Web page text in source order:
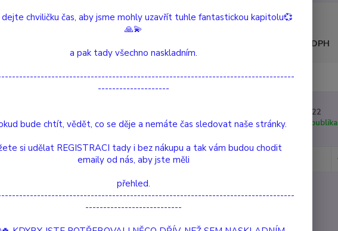
Dostupnost
Nejsme plátci DPH
/ks
99022
Výrobce: Česká Republika
Hodnocení
specifikace
dejte chviličku čas, aby jsme mohly uzavřít tuhle fantastickou kapitolu💞
🙏💫
a pak tady všechno naskladním.
--------------------
bude chtít, vědět, co se děje a nemáte čas sledovat naše stránky.
si udělat REGISTRACI tady i bez nákupu a tak vám budou chodit
emaily od nás, aby jste měli
přehled.
---------------------------